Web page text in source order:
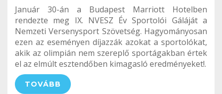
Január 30-án a Budapest Marriott Hotelben
rendezte meg IX. NVESZ Év Sportolói Gáláját a
Nemzeti Versenysport Szövetség. Hagyományosan
ezen az eseményen díjazzák azokat a sportolókat,
akik az olimpián nem szereplő sportágakban értek
el az elmúlt esztendőben kimagasló eredményeket!.
TOVÁBB